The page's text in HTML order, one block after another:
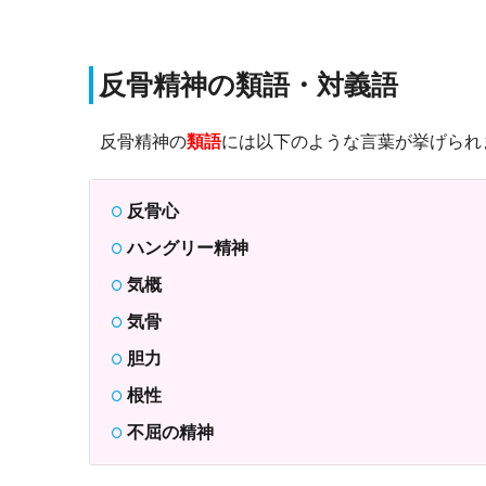
反骨精神の類語・対義語
反骨精神の類語には以下のような言葉が挙げられ
反骨心
ハングリー精神
気概
気骨
胆力
根性
不屈の精神